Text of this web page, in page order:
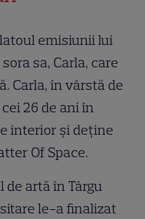
emisiunii lui
sa, Carla, care
Carla, în vârstă de
26 de ani în
interior și deține
Of Space.
artă în Târgu
le-a finalizat